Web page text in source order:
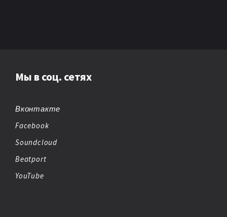
DEEP HOUSE
DETROIT TECHNO
DISCO
Мы в соц. сетях
Вконтакте
Facebook
Soundcloud
Beatport
YouTube